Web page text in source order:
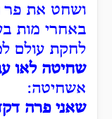
ושחט את פר
באחרי מות
לחקת עולם
שחיטה לאו
אשחיטה:
שאני פרה